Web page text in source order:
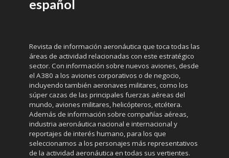
español
Revista de información aeronáutica que toca todas las
áreas de actividad relacionadas con este estratégico
sector. Con información sobre nuevos aviones, desde
el A380 a los aviones corporativos o de negocio,
incluyendo también aeronaves militares, como los
súper cazas de las principales fuerzas aéreas del
mundo, aviones militares, helicópteros, etcétera.
Además de información sobre compañías aéreas,
industria aeronáutica nacional e internacional y
reportajes de interés humano, para los que
seleccionamos a los personajes más representativos
de la actividad aeronáutica en todas sus vertientes.